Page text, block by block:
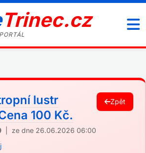
Trinec.cz
lustr
100 Kč.
| ze dne 26.06.2026 06:00
Zpět